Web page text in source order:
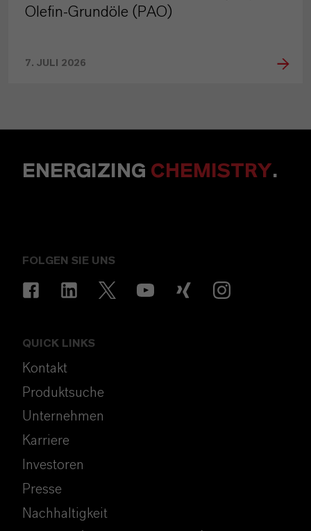
Olefin-Grundöle (PAO)
7. JULI 2026
ENERGIZING CHEMISTRY.
FOLGEN SIE UNS
QUICK LINKS
Kontakt
Produktsuche
Unternehmen
Karriere
Investoren
Presse
Nachhaltigkeit